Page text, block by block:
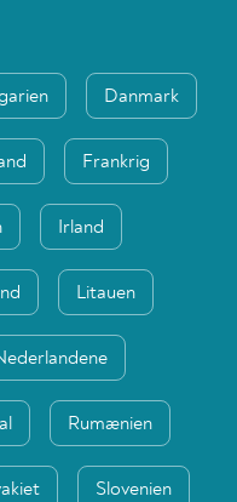
Danmark
Frankrig
Irland
Litauen
Rumænien
Slovenien